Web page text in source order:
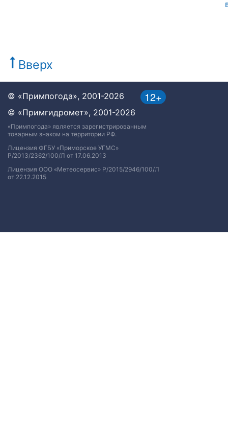
Вверх
12+
© «Примпогода», 2001-2026
© «Примгидромет», 2001-2026
«Примпогода» является зарегистрированным
товарным знаком на территории РФ.
Лицензия ФГБУ «Приморское УГМС»
Р/2013/2362/100/Л от 17.06.2013
Лицензия ООО «Метеосервис» Р/2015/2946/100/Л
от 22.12.2015